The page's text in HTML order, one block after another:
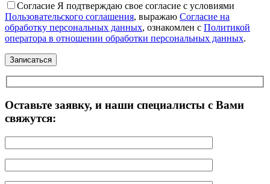
Согласие Я подтверждаю свое согласие с условиями
Пользовательского соглашения, выражаю Согласие на
обработку персональных данных, ознакомлен с Политикой
оператора в отношении обработки персональных данных.
Оставьте заявку, и наши специалисты с Вами
свяжутся: